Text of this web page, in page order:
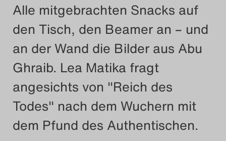
2017
Das Theatertreffen-Blog
2018
Das Theatertreffen-Blog
2018 Alumni
Das Theatertreffen-Blog
Alle mitgebrachten Snacks auf
den Tisch, den Beamer an – und
an der Wand die Bilder aus Abu
Ghraib. Lea Matika fragt
angesichts von "Reich des
Todes" nach dem Wuchern mit
dem Pfund des Authentischen.